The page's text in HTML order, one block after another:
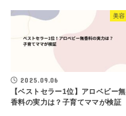
美容
2025.09.06
【ベストセラー1位】アロベビー無
香料の実力は？子育てママが検証